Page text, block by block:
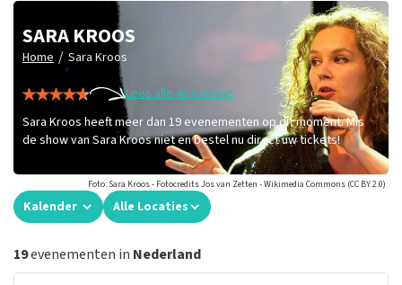
SARA KROOS
Home / Sara Kroos
Lees alle 46 reviews
Sara Kroos heeft meer dan 19 evenementen op dit moment. Mis
de show van Sara Kroos niet en bestel nu direct uw tickets!
Foto: Sara Kroos - Fotocredits Jos van Zetten - Wikimedia Commons (CC BY 2.0)
Kalender Alle Locaties
19evenementen in Nederland